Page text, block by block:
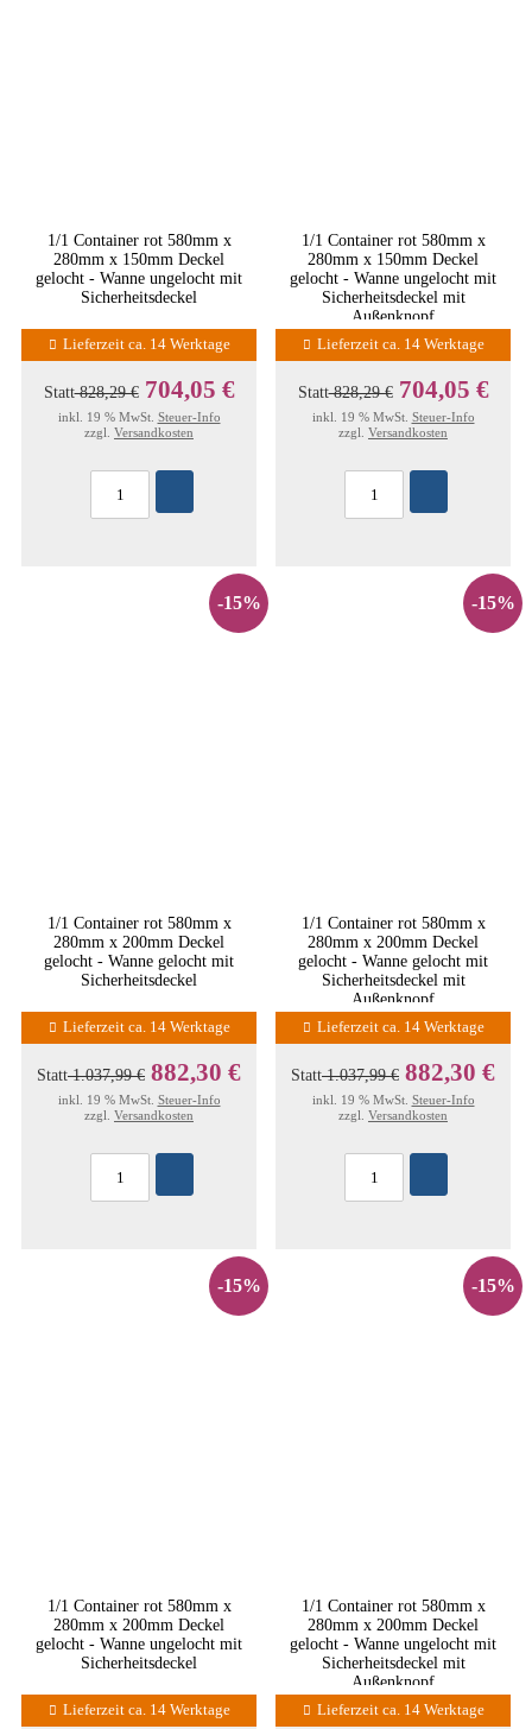
1/1 Container rot 580mm x
280mm x 150mm Deckel
gelocht - Wanne ungelocht mit
Sicherheitsdeckel
Lieferzeit ca. 14 Werktage
Statt828,29 € 704,05 €
inkl. 19 % MwSt. Steuer-Info
zzgl. Versandkosten
1/1 Container rot 580mm x
280mm x 150mm Deckel
gelocht - Wanne ungelocht mit
Sicherheitsdeckel mit
Außenknopf
Lieferzeit ca. 14 Werktage
Statt828,29 € 704,05 €
inkl. 19 % MwSt. Steuer-Info
zzgl. Versandkosten
-15%
1/1 Container rot 580mm x
280mm x 200mm Deckel
gelocht - Wanne gelocht mit
Sicherheitsdeckel
Lieferzeit ca. 14 Werktage
Statt1.037,99 € 882,30 €
inkl. 19 % MwSt. Steuer-Info
zzgl. Versandkosten
-15%
1/1 Container rot 580mm x
280mm x 200mm Deckel
gelocht - Wanne gelocht mit
Sicherheitsdeckel mit
Außenknopf
Lieferzeit ca. 14 Werktage
Statt1.037,99 € 882,30 €
inkl. 19 % MwSt. Steuer-Info
zzgl. Versandkosten
-15%
1/1 Container rot 580mm x
280mm x 200mm Deckel
gelocht - Wanne ungelocht mit
Sicherheitsdeckel
Lieferzeit ca. 14 Werktage
-15%
1/1 Container rot 580mm x
280mm x 200mm Deckel
gelocht - Wanne ungelocht mit
Sicherheitsdeckel mit
Außenknopf
Lieferzeit ca. 14 Werktage